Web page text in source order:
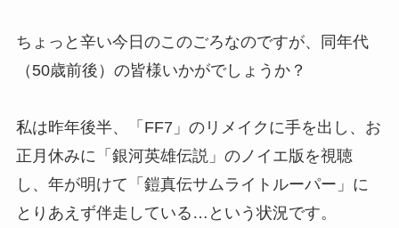
ちょっと辛い今日のこのごろなのですが、同年代
（50歳前後）の皆様いかがでしょうか？
私は昨年後半、「FF7」のリメイクに手を出し、お
正月休みに「銀河英雄伝説」のノイエ版を視聴
し、年が明けて「鎧真伝サムライトルーパー」に
とりあえず伴走している…という状況です。